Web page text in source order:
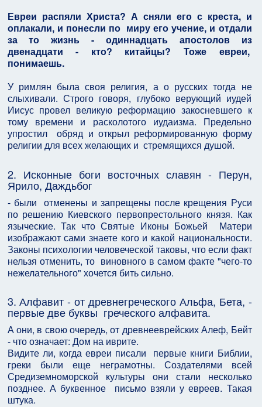
Евреи распяли Христа? А сняли его с креста, и
оплакали, и понесли по миру его учение, и отдали
за то жизнь - одиннадцать апостолов из
двенадцати - кто? китайцы? Тоже евреи,
понимаешь.
У римлян была своя религия, а о русских тогда не
слыхивали. Строго говоря, глубоко верующий иудей
Иисус провел великую реформацию закосневшего к
тому времени и расколотого иудаизма. Предельно
упростил обряд и открыл реформированную форму
религии для всех желающих и стремящихся душой.
2. Исконные боги восточных славян - Перун,
Ярило, Даждьбог
- были отменены и запрещены после крещения Руси
по решению Киевского первопрестольного князя. Как
языческие. Так что Святые Иконы Божьей Матери
изображают сами знаете кого и какой национальности.
Законы психологии человеческой таковы, что если факт
нельзя отменить, то виновного в самом факте "чего-то
нежелательного" хочется бить сильно.
3. Алфавит - от древнегреческого Альфа, Бета, -
первые две буквы греческого алфавита.
А они, в свою очередь, от древнееврейских Алеф, Бейт
- что означает: Дом на иврите.
Видите ли, когда евреи писали первые книги Библии,
греки были еще неграмотны. Создателями всей
Средиземноморской культуры они стали несколько
позднее. А буквенное письмо взяли у евреев. Такая
штука.